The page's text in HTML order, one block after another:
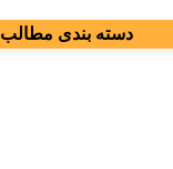
دسته بندی مطالب